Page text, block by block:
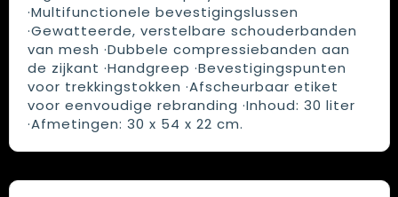
·Multifunctionele bevestigingslussen
·Gewatteerde, verstelbare schouderbanden
van mesh ·Dubbele compressiebanden aan
de zijkant ·Handgreep ·Bevestigingspunten
voor trekkingstokken ·Afscheurbaar etiket
voor eenvoudige rebranding ·Inhoud: 30 liter
·Afmetingen: 30 x 54 x 22 cm.